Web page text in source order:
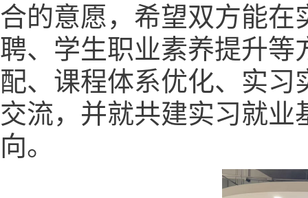
合的意愿，希望双方能在
聘、学生职业素养提升等
配、课程体系优化、实
交流，并就共建实习就
向。